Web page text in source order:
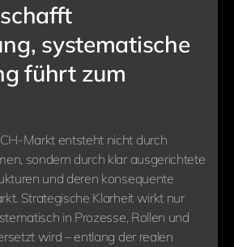
systematische
führt zum
Markt entsteht nicht durch
sondern durch klar ausgerichtete
und deren konsequente
Strategische Klarheit wirkt nur
in Prozesse, Rollen und
wird – entlang der realen